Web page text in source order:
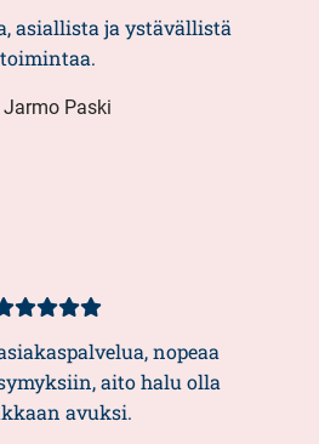
asiallista ja ystävällistä
toimintaa.
Paski
5/5
nopeaa
aito halu olla
avuksi.